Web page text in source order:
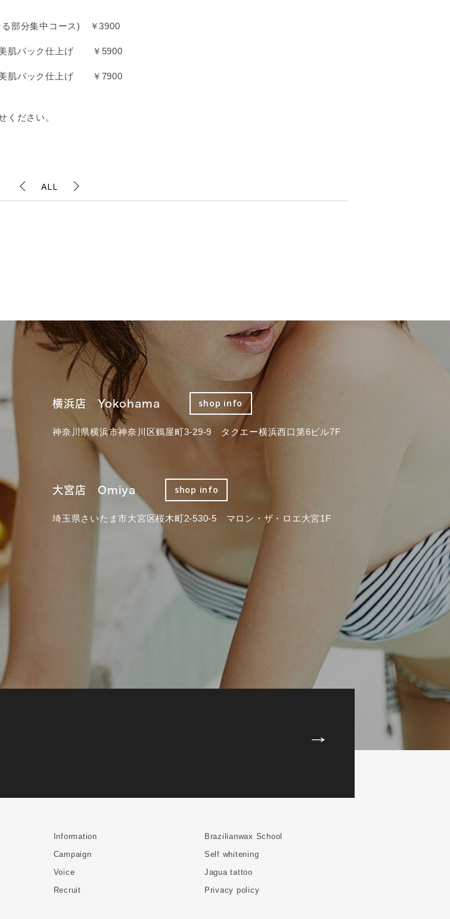
る部分集中コース) ￥3900
/美肌パック仕上げ ￥5900
/美肌パック仕上げ ￥7900
ください。
ALL
横浜店 Yokohama shop info
神奈川県横浜市神奈川区鶴屋町3-29-9 タクエー横浜西口第6ビル7F
大宮店 Omiya shop info
埼玉県さいたま市大宮区桜木町2-530-5 マロン・ザ・ロエ大宮1F
Information
Campaign
Voice
Recruit
Brazilianwax School
Self whitening
Jagua tattoo
Privacy policy